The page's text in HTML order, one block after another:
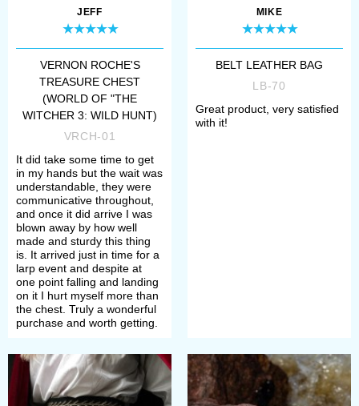
JEFF
VERNON ROCHE'S
TREASURE CHEST
(WORLD OF "THE
WITCHER 3: WILD HUNT)
VRCH-01
It did take some time to get
in my hands but the wait was
understandable, they were
communicative throughout,
and once it did arrive I was
blown away by how well
made and sturdy this thing
is. It arrived just in time for a
larp event and despite at
one point falling and landing
on it I hurt myself more than
the chest. Truly a wonderful
purchase and worth getting.
MIKE
BELT LEATHER BAG
LB-70
Great product, very satisfied
with it!